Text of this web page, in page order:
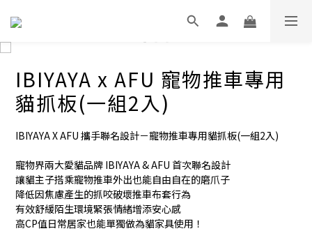
IBIYAYA x AFU 寵物推車專用
貓抓板(一組2入)
IBIYAYA X AFU 攜手聯名設計－寵物推車專用貓抓板(一組2入)
寵物界兩大愛貓品牌 IBIYAYA & AFU 首次聯名設計
讓貓主子搭乘寵物推車外出也能自由自在的磨爪子
降低因焦慮產生的抓咬破壞推車布套行為
有效舒緩陌生環境緊張情緒增添安心感
高CP值日常居家也能單獨做為貓家具使用！